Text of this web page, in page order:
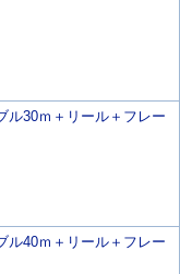
30ｍ＋リール＋フレー
40ｍ＋リール＋フレー